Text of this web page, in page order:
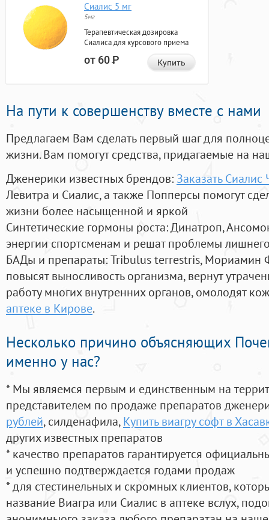
Сиалис 5 мг
5мг
Терапевтическая дозировка
Сиалиса для курсового приема
от 60Р Купить
На пути к совершенству вместе с нами
Предлагаем Вам сделать первый шаг для
жизни. Вам помогут средства, придагаемые на
Дженерики известных брендов: Заказать
Левитра и Сиалис, а также Попперсы помогут
жизни более насыщенной и яркой
Синтетические гормоны роста: Динатроп,
энергии спортсменам и решат проблемы
БАДы и препараты:Tribulus terrestris, Мориамин
повысят выносливость организма, вернут
работу многих внутренних органов, омолодят
аптеке в Кирове.
Несколько причино объясняющих
именно у нас?
* Мы являемся первым и единственным на
представителем по продаже препаратов
рублей, силденафила, Купить виагру софт в
других известных препаратов
* качество препаратов гарантируется
и успешно подтверждается годами продаж
* для стестинельных и скромных клиентов,
название Виагра или Сиалис в аптеке вслух,